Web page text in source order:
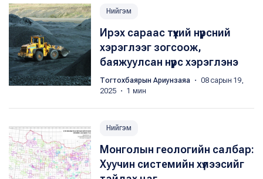
Нийгэм
Ирэх сараас түүхий нүүрсний
хэрэглээг зогсоож,
баяжуулсан нүүрс хэрэглэнэ
Тогтохбаярын Ариунзаяа ・ 08 сарын 19,
2025 ・ 1 мин
Нийгэм
Монголын геологийн салбар:
Хуучин системийн хүлээсийг